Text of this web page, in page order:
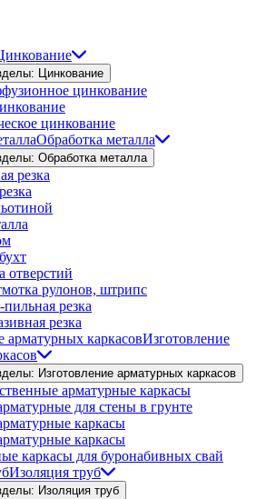
Цинкование
цинкование
цинкование
Обработка металла
Обработка металла
резка
отверстий
рулонов, штрипс
резка
резка
Изготовление
Изготовление арматурных каркасов
арматурные каркасы
для стены в грунте
каркасы
каркасы
каркасы для буронабивных свай
Изоляция труб
Изоляция труб